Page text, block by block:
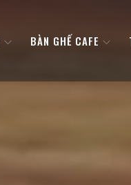
BÀN GHẾ CAFE